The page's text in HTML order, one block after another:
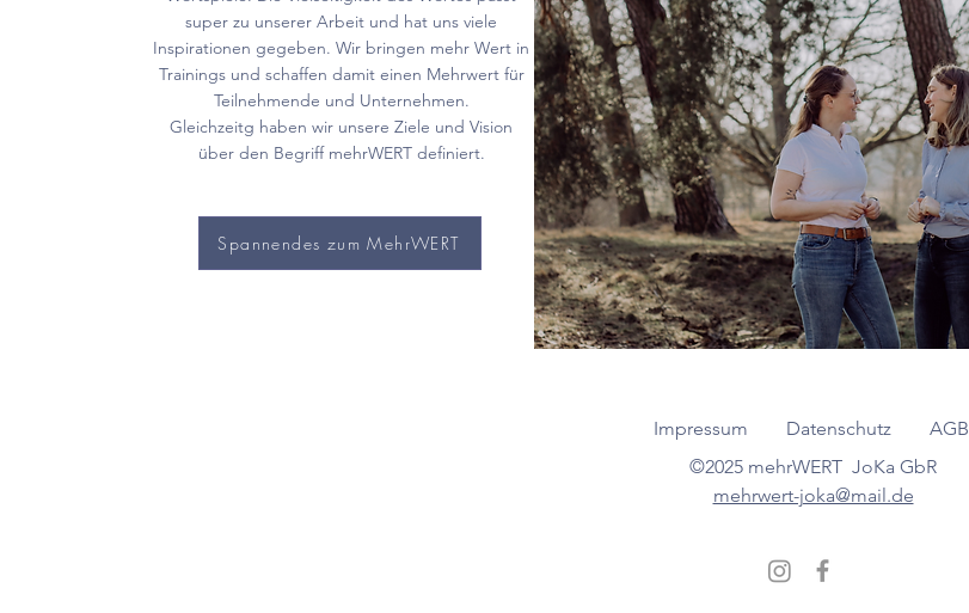
super zu unserer Arbeit und hat uns viele
Inspirationen gegeben. Wir bringen mehr Wert in
Trainings und schaffen damit einen Mehrwert für
Teilnehmende und Unternehmen.
Gleichzeitg haben wir unsere Ziele und Vision
über den Begriff mehrWERT definiert.
Spannendes zum MehrWERT
Impressum Datenschutz
AGB
©2025 mehrWERT JoKa GbR
mehrwert-joka@mail.de